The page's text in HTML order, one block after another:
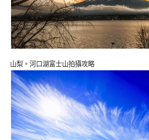
山梨。河口湖富士山拍攝攻略